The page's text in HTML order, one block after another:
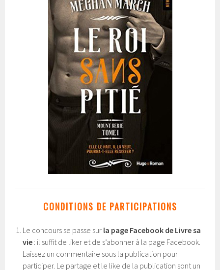
CONDITIONS DE PARTICIPATIONS
Le concours se passe sur la page Facebook de Livre sa
vie : il suffit de liker et de s’abonner à la page Facebook.
Laissez un commentaire sous la publication pour
participer. Le partage et le like de la publication sont un